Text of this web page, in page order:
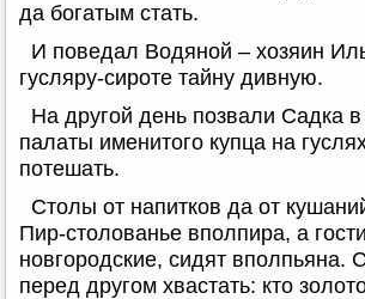
да богатым стать.
И поведал Водяной – хозяин
гусляру-сироте тайну дивную.
На другой день позвали Садка
палаты именитого купца на
потешать.
Столы от напитков да от
Пир-столованье вполпира, а
новгородские, сидят вполпьяна.
перед другом хвастать: кто